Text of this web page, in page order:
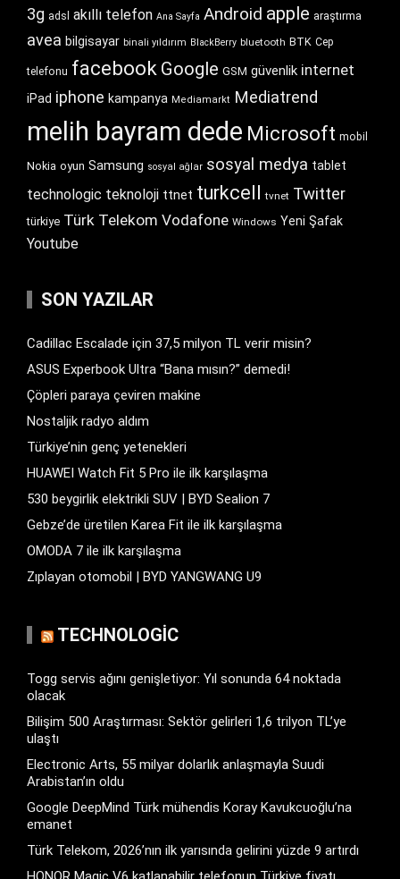
3g adsl akıllı telefon Ana Sayfa Android apple araştırma
avea bilgisayar binali yıldırım BlackBerry bluetooth BTK Cep
telefonu facebook Google GSM güvenlik internet
iPad iphone kampanya Mediamarkt Mediatrend
melih bayram dede Microsoft mobil
Nokia oyun Samsung sosyal ağlar sosyal medya tablet
technologic teknoloji ttnet turkcell tvnet Twitter
türkiye Türk Telekom Vodafone Windows Yeni Şafak
Youtube
SON YAZILAR
Cadillac Escalade için 37,5 milyon TL verir misin?
ASUS Experbook Ultra “Bana mısın?” demedi!
Çöpleri paraya çeviren makine
Nostaljik radyo aldım
Türkiye’nin genç yetenekleri
HUAWEI Watch Fit 5 Pro ile ilk karşılaşma
530 beygirlik elektrikli SUV | BYD Sealion 7
Gebze’de üretilen Karea Fit ile ilk karşılaşma
OMODA 7 ile ilk karşılaşma
Zıplayan otomobil | BYD YANGWANG U9
TECHNOLOGIC
Togg servis ağını genişletiyor: Yıl sonunda 64 noktada
olacak
Bilişim 500 Araştırması: Sektör gelirleri 1,6 trilyon TL’ye
ulaştı
Electronic Arts, 55 milyar dolarlık anlaşmayla Suudi
Arabistan’ın oldu
Google DeepMind Türk mühendis Koray Kavukcuoğlu’na
emanet
Türk Telekom, 2026’nın ilk yarısında gelirini yüzde 9 artırdı